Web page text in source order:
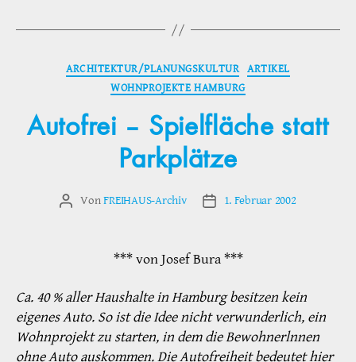
Kategorien
ARCHITEKTUR/PLANUNGSKULTUR ARTIKEL
WOHNPROJEKTE HAMBURG
Autofrei – Spielfläche statt
Parkplätze
Beitragsautor
VonFREIHAUS-Archiv Veröffentlichungsdatum
1. Februar 2002
*** von Josef Bura ***
Ca. 40 % aller Haushalte in Hamburg besitzen kein
eigenes Auto. So ist die Idee nicht verwunderlich, ein
Wohnprojekt zu starten, in dem die Bewohnerlnnen
ohne Auto auskommen. Die Autofreiheit bedeutet hier